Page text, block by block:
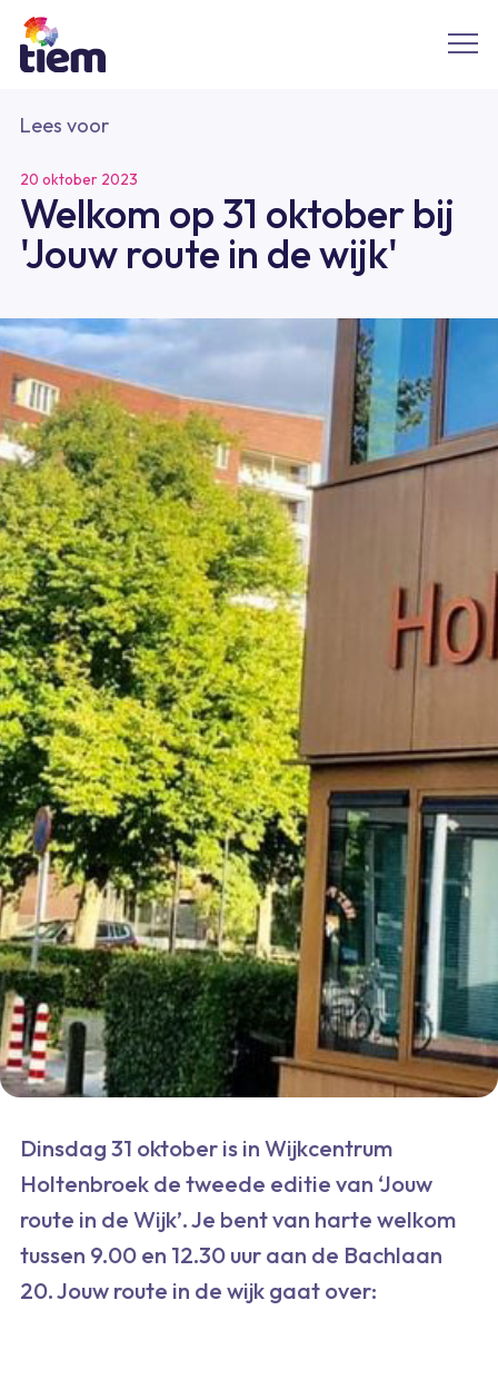
Lees voor
20 oktober 2023
Welkom op 31 oktober bij
'Jouw route in de wijk'
Dinsdag 31 oktober is in Wijkcentrum
Holtenbroek de tweede editie van ‘Jouw
route in de Wijk’. Je bent van harte welkom
tussen 9.00 en 12.30 uur aan de Bachlaan
20. Jouw route in de wijk gaat over: